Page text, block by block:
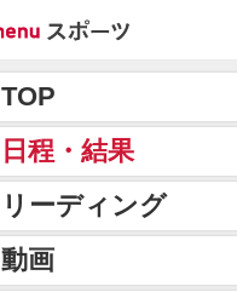
TOP
日程・結果
リーディング
動画